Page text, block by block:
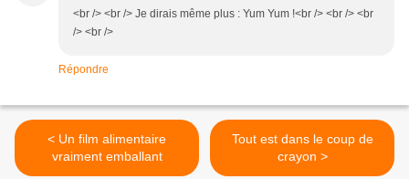
<br /> <br /> Je dirais même plus : Yum Yum !<br /> <br /> <br
/> <br />
Répondre
< Un film alimentaire
vraiment emballant
Tout est dans le coup de
crayon >